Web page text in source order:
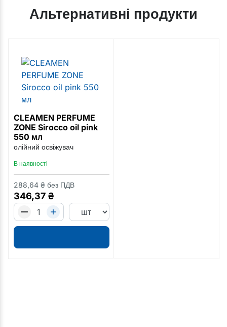
Альтернативні продукти
CLEAMEN PERFUME
ZONE Sirocco oil pink
550 мл
олійний освіжувач
В наявності
346,37 ₴
288,64 ₴ без ПДВ